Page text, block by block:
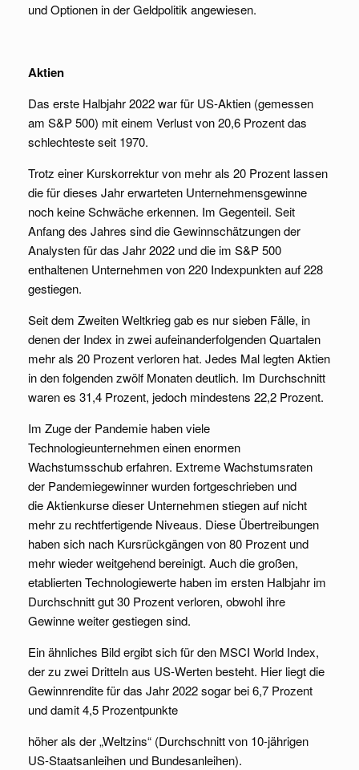
und Optionen in der Geldpolitik angewiesen.
Aktien
Das erste Halbjahr 2022 war für US-Aktien (gemessen
am S&P 500) mit einem Verlust von 20,6 Prozent das
schlechteste seit 1970.
Trotz einer Kurskorrektur von mehr als 20 Prozent lassen
die für dieses Jahr erwarteten Unternehmensgewinne
noch keine Schwäche erkennen. Im Gegenteil. Seit
Anfang des Jahres sind die Gewinnschätzungen der
Analysten für das Jahr 2022 und die im S&P 500
enthaltenen Unternehmen von 220 Indexpunkten auf 228
gestiegen.
Seit dem Zweiten Weltkrieg gab es nur sieben Fälle, in
denen der Index in zwei aufeinanderfolgenden Quartalen
mehr als 20 Prozent verloren hat. Jedes Mal legten Aktien
in den folgenden zwölf Monaten deutlich. Im Durchschnitt
waren es 31,4 Prozent, jedoch mindestens 22,2 Prozent.
Im Zuge der Pandemie haben viele
Technologieunternehmen einen enormen
Wachstumsschub erfahren. Extreme Wachstumsraten
der Pandemiegewinner wurden fortgeschrieben und
die Aktienkurse dieser Unternehmen stiegen auf nicht
mehr zu rechtfertigende Niveaus. Diese Übertreibungen
haben sich nach Kursrückgängen von 80 Prozent und
mehr wieder weitgehend bereinigt. Auch die großen,
etablierten Technologiewerte haben im ersten Halbjahr im
Durchschnitt gut 30 Prozent verloren, obwohl ihre
Gewinne weiter gestiegen sind.
Ein ähnliches Bild ergibt sich für den MSCI World Index,
der zu zwei Dritteln aus US-Werten besteht. Hier liegt die
Gewinnrendite für das Jahr 2022 sogar bei 6,7 Prozent
und damit 4,5 Prozentpunkte
höher als der „Weltzins“ (Durchschnitt von 10-jährigen
US-Staatsanleihen und Bundesanleihen).